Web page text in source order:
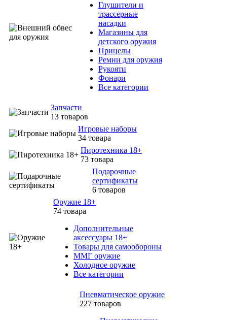
Глушители и
трассерные
насадки
Магазины для
детского оружия
Прицелы
Ремни для оружия
Рукояти
Фонари
Все категории
Запчасти
13 товаров
Игровые наборы
34 товара
Пиротехника 18+
73 товара
Подарочные
сертификаты
6 товаров
Оружие 18+
74 товара
Дополнительные
аксессуары 18+
Товары для самообороны
ММГ оружие
Холодное оружие
Все категории
Пневматическое оружие
227 товаров